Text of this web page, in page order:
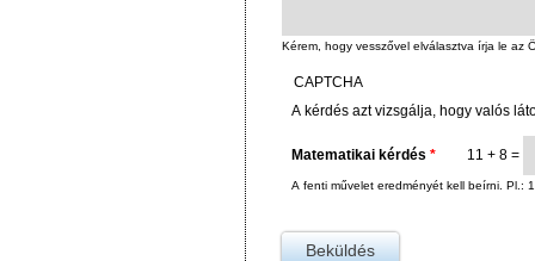
Kérem, hogy vesszővel elválasztva írja le az
CAPTCHA
A kérdés azt vizsgálja, hogy valós
Matematikai kérdés * 11 + 8 =
A fenti művelet eredményét kell beírni. Pl.: